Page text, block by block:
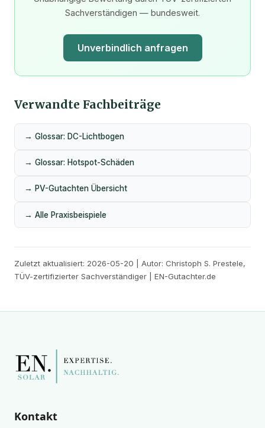
Sachverständigen — bundesweit.
Unverbindlich anfragen
Verwandte Fachbeiträge
→ Glossar: DC-Lichtbogen
→ Glossar: Hotspot-Schäden
→ PV-Gutachten Übersicht
→ Alle Praxisbeispiele
Zuletzt aktualisiert: 2026-05-20 | Autor: Christoph S. Prestele,
TÜV-zertifizierter Sachverständiger | EN-Gutachter.de
Kontakt